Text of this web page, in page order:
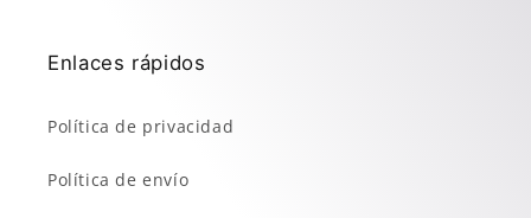
Enlaces rápidos
Política de privacidad
Política de envío